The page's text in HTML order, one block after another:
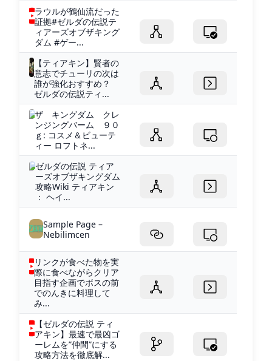
ラウルが鶴仙流だった
証拠#ゼルダの伝説テ
ィアーズオブザキング
ダム #ゲー...
【ティアキン】賢者の
意志でチューリの次は
誰が強化おすすめ？
ゼルダの伝説ティ...
ザ キングダム クレ
ンジングバーム ９０
ｇ: コスメ＆ビューテ
ィー ロフトネ...
ゼルダの伝説 ティア
ーズオブザキングダム
攻略Wiki ティアキン
： ヘイ...
Sample Page –
Nebilimcen
リンクが食べた物を実
際に食べながらクリア
目指す企画でボスの前
でのんきに料理して
み...
【ゼルダの伝説 ティ
アキン】最速で最凶ゴ
ーレムを”仲間”にする
攻略方法を徹底解...